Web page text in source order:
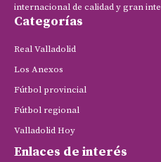
internacional de calidad y gran
Categorías
Real Valladolid
Los Anexos
Fútbol provincial
Fútbol regional
Valladolid Hoy
Enlaces de interés